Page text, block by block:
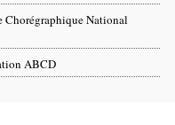
Chorégraphique National
ABCD